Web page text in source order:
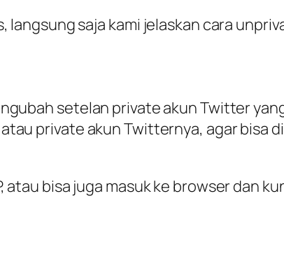
saja kami jelaskan cara
setelan private akun Twitter
private akun Twitternya, agar bisa
atau bisa juga masuk ke browser dan